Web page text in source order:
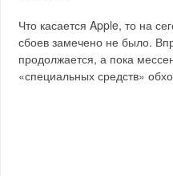
Что касается Apple, то на
сбоев замечено не было.
продолжается, а пока
«специальных средств»